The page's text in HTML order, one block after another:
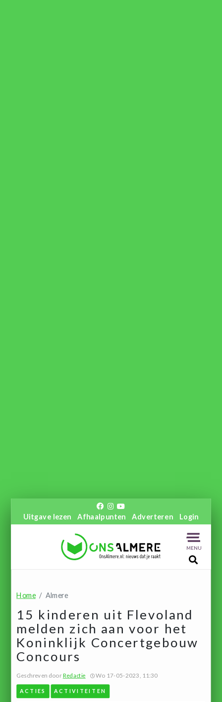
Uitgave lezen Afhaalpunten Adverteren Login
MENU
Home Almere
15 kinderen uit Flevoland
melden zich aan voor het
Koninklijk Concertgebouw
Concours
Geschreven doorRedactie Wo 17-05-2023, 11:30
ACTIES ACTIVITEITEN